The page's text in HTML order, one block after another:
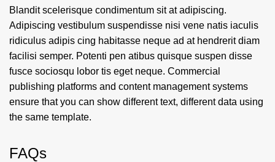
Blandit scelerisque condimentum sit at adipiscing.
Adipiscing vestibulum suspendisse nisi vene natis iaculis
ridiculus adipis cing habitasse neque ad at hendrerit diam
facilisi semper. Potenti pen atibus quisque suspen disse
fusce sociosqu lobor tis eget neque. Commercial
publishing platforms and content management systems
ensure that you can show different text, different data using
the same template.
FAQs